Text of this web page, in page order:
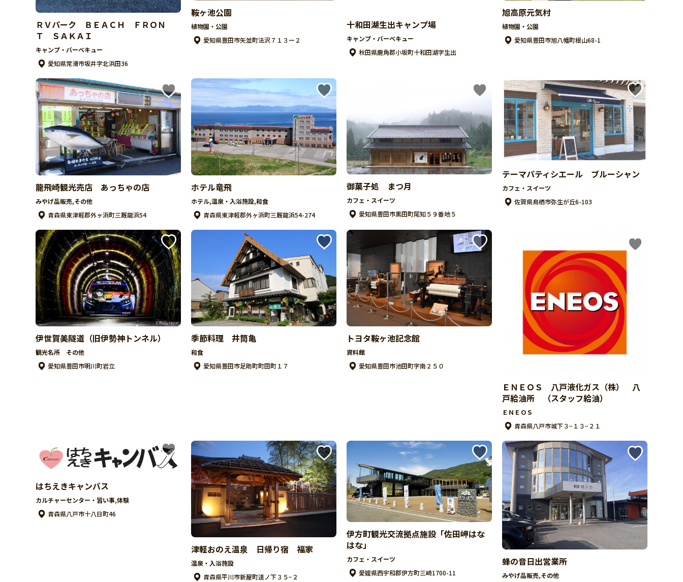
ＲＶパーク ＢＥＡＣＨ ＦＲＯＮ
Ｔ ＳＡＫＡＩ
キャンプ・バーベキュー
愛知県常滑市坂井字北浜田36
鞍ヶ池公園
植物園・公園
愛知県豊田市矢並町法沢７１３ー２
十和田湖生出キャンプ場
キャンプ・バーベキュー
秋田県鹿角郡小坂町十和田湖字生出
旭高原元気村
植物園・公園
愛知県豊田市旭八幡町根山68-1
龍飛崎観光売店 あっちゃの店
みやげ品販売,その他
青森県東津軽郡外ヶ浜町三厩龍浜54
ホテル竜飛
ホテル,温泉・入浴施設,和食
青森県東津軽郡外ヶ浜町三厩龍浜54-274
御菓子処 まつ月
カフェ・スイーツ
愛知県豊田市黒田町尾知５９番地５
テーマパティシエール ブルーシャン
カフェ・スイーツ
佐賀県鳥栖市弥生が丘6-103
伊世賀美隧道（旧伊勢神トンネル）
観光名所 その他
愛知県豊田市明川町岩立
季節料理 井筒亀
和食
愛知県豊田市足助町町田町１７
トヨタ鞍ヶ池記念館
資料館
愛知県豊田市池田町字南２５０
ＥＮＥＯＳ 八戸液化ガス（株） 八
戸給油所 （スタッフ給油）
ＥＮＥＯＳ
青森県八戸市城下３−１３−２１
はちえきキャンバス
カルチャーセンター・習い事,体験
青森県八戸市十八日町46
津軽おのえ温泉 日帰り宿 福家
温泉・入浴施設
青森県平川市新屋町道ノ下３５−２
伊方町観光交流拠点施設「佐田岬はな
はな」
カフェ・スイーツ
愛媛県西宇和郡伊方町三崎1700-11
蜂の音日出営業所
みやげ品販売,その他